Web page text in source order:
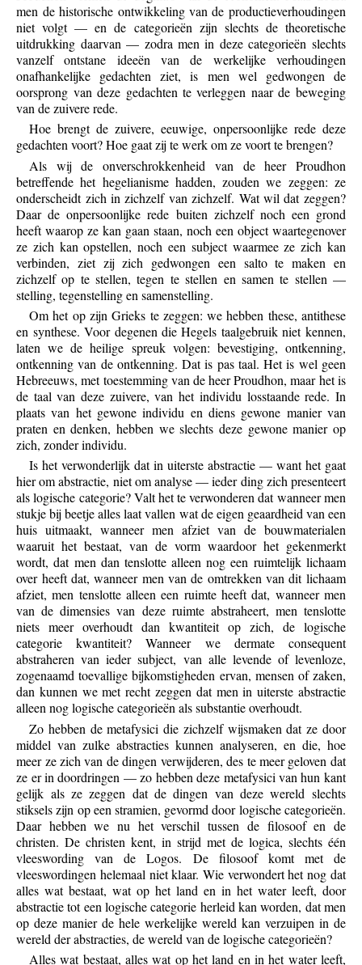
men de historische ontwikkeling van de productieverhoudingen
niet volgt — en de categorieën zijn slechts de theoretische
uitdrukking daarvan — zodra men in deze categorieën slechts
vanzelf ontstane ideeën van de werkelijke verhoudingen
onafhankelijke gedachten ziet, is men wel gedwongen de
oorsprong van deze gedachten te verleggen naar de beweging
van de zuivere rede.
Hoe brengt de zuivere, eeuwige, onpersoonlijke rede deze
gedachten voort? Hoe gaat zij te werk om ze voort te brengen?
Als wij de onverschrokkenheid van de heer Proudhon
betreffende het hegelianisme hadden, zouden we zeggen: ze
onderscheidt zich in zichzelf van zichzelf. Wat wil dat zeggen?
Daar de onpersoonlijke rede buiten zichzelf noch een grond
heeft waarop ze kan gaan staan, noch een object waartegenover
ze zich kan opstellen, noch een subject waarmee ze zich kan
verbinden, ziet zij zich gedwongen een salto te maken en
zichzelf op te stellen, tegen te stellen en samen te stellen —
stelling, tegenstelling en samenstelling.
Om het op zijn Grieks te zeggen: we hebben these, antithese
en synthese. Voor degenen die Hegels taalgebruik niet kennen,
laten we de heilige spreuk volgen: bevestiging, ontkenning,
ontkenning van de ontkenning. Dat is pas taal. Het is wel geen
Hebreeuws, met toestemming van de heer Proudhon, maar het is
de taal van deze zuivere, van het individu losstaande rede. In
plaats van het gewone individu en diens gewone manier van
praten en denken, hebben we slechts deze gewone manier op
zich, zonder individu.
Is het verwonderlijk dat in uiterste abstractie — want het gaat
hier om abstractie, niet om analyse — ieder ding zich presenteert
als logische categorie? Valt het te verwonderen dat wanneer men
stukje bij beetje alles laat vallen wat de eigen geaardheid van een
huis uitmaakt, wanneer men afziet van de bouwmaterialen
waaruit het bestaat, van de vorm waardoor het gekenmerkt
wordt, dat men dan tenslotte alleen nog een ruimtelijk lichaam
over heeft dat, wanneer men van de omtrekken van dit lichaam
afziet, men tenslotte alleen een ruimte heeft dat, wanneer men
van de dimensies van deze ruimte abstraheert, men tenslotte
niets meer overhoudt dan kwantiteit op zich, de logische
categorie kwantiteit? Wanneer we dermate consequent
abstraheren van ieder subject, van alle levende of levenloze,
zogenaamd toevallige bijkomstigheden ervan, mensen of zaken,
dan kunnen we met recht zeggen dat men in uiterste abstractie
alleen nog logische categorieën als substantie overhoudt.
Zo hebben de metafysici die zichzelf wijsmaken dat ze door
middel van zulke abstracties kunnen analyseren, en die, hoe
meer ze zich van de dingen verwijderen, des te meer geloven dat
ze er in doordringen — zo hebben deze metafysici van hun kant
gelijk als ze zeggen dat de dingen van deze wereld slechts
stiksels zijn op een stramien, gevormd door logische categorieën.
Daar hebben we nu het verschil tussen de filosoof en de
christen. De christen kent, in strijd met de logica, slechts één
vleeswording van de Logos. De filosoof komt met de
vleeswordingen helemaal niet klaar. Wie verwondert het nog dat
alles wat bestaat, wat op het land en in het water leeft, door
abstractie tot een logische categorie herleid kan worden, dat men
op deze manier de hele werkelijke wereld kan verzuipen in de
wereld der abstracties, de wereld van de logische categorieën?
Alles wat bestaat, alles wat op het land en in het water leeft,